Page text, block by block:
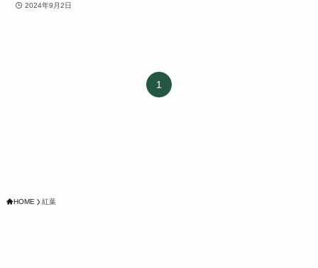
2024年9月2日
1
HOME 紅葉